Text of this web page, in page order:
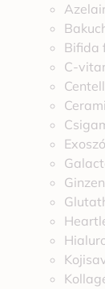
Bifida
C-